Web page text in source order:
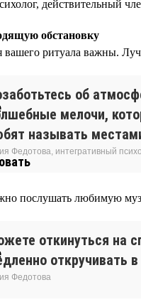
действительный
обстановку
ритуала важны.
об
мелочи,
называть
Федотова, интегративный
послушать любимую
откинуться на
откручивать
Федотова